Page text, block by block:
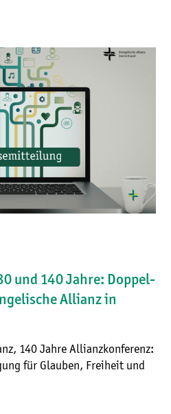
und 140 Jahre: Doppel-
Allianz in
140 Jahre Allianzkonferenz:
für Glauben, Freiheit und